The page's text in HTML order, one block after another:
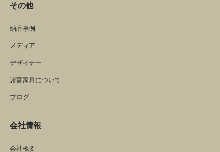
その他
納品事例
メディア
デザイナー
諸富家具について
ブログ
会社情報
会社概要